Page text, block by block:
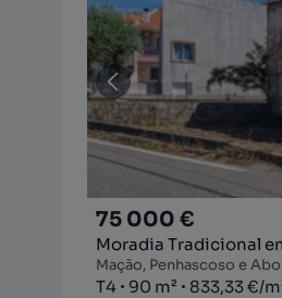
75 000 €
Moradia Tradicional
Mação, Penhascoso e
Tipologia
T4
Zona90 m²
Preço por metro833,33 €/